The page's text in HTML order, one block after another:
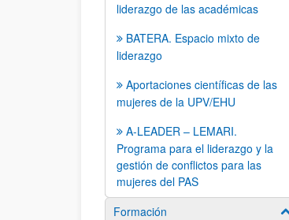
liderazgo de las académicas
BATERA. Espacio mixto de
liderazgo
Aportaciones científicas de las
mujeres de la UPV/EHU
A-LEADER – LEMARI.
Programa para el liderazgo y la
gestión de conflictos para las
mujeres del PAS
Formación